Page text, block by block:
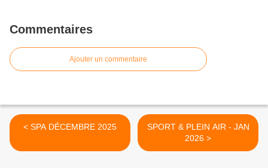
Commentaires
Ajouter un commentaire
< SPA DÉCEMBRE 2025
SPORT & PLEIN AIR - JAN
2026 >